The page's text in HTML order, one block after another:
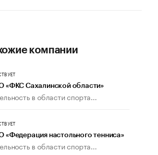
компании
«ФКС Сахалинской области»
в области спорта...
«Федерация настольного тенниса»
в области спорта...